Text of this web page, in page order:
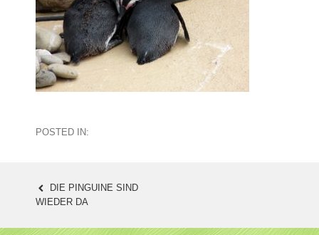
POSTED IN:
POST
NAVIGATION
DIE PINGUINE SIND
WIEDER DA